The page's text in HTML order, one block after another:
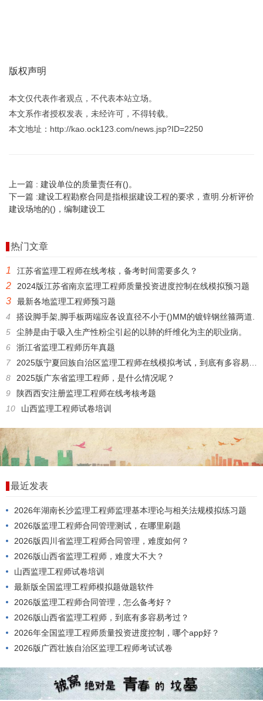
版权声明
本文仅代表作者观点，不代表本站立场。
本文系作者授权发表，未经许可，不得转载。
本文地址：http://kao.ock123.com/news.jsp?ID=2250
上一篇 : 建设单位的质量责任有()。
下一篇 :建设工程勘察合同是指根据建设工程的要求，查明.分析评价
建设场地的()，编制建设工
热门文章
1 江苏省监理工程师在线考核，备考时间需要多久？
2 2024版江苏省南京监理工程师质量投资进度控制在线模拟预习题
3
最新各地监理工程师预习题
4
搭设脚手架,脚手板两端应各设直径不小于()MM的镀锌钢丝箍两道.
5
尘肺是由于吸入生产性粉尘引起的以肺的纤维化为主的职业病。
6
浙江省监理工程师历年真题
7
2025版宁夏回族自治区监理工程师在线模拟考试，到底有多容易考过？
8
2025版广东省监理工程师，是什么情况呢？
9
陕西西安注册监理工程师在线考核考题
10
山西监理工程师试卷培训
最近发表
2026年湖南长沙监理工程师监理基本理论与相关法规模拟练习题
2026版监理工程师合同管理测试，在哪里刷题
2026版四川省监理工程师合同管理，难度如何？
2026版山西省监理工程师，难度大不大？
山西监理工程师试卷培训
最新版全国监理工程师模拟题做题软件
2026版监理工程师合同管理，怎么备考好？
2026版山西省监理工程师，到底有多容易考过？
2026年全国监理工程师质量投资进度控制，哪个app好？
2026版广西壮族自治区监理工程师考试试卷